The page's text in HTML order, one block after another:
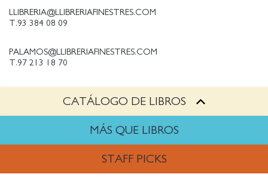
CATÁLOGO DE LIBROS
MÁS QUE LIBROS
STAFF PICKS
LLIBRERIA@LLIBRERIAFINESTRES.COM
T.93 384 08 09
PALAMOS@LLIBRERIAFINESTRES.COM
T.97 213 18 70
PALESTINA@LLIBRERIAFINESTRES.COM
TRABAJA CON NOSOTROS